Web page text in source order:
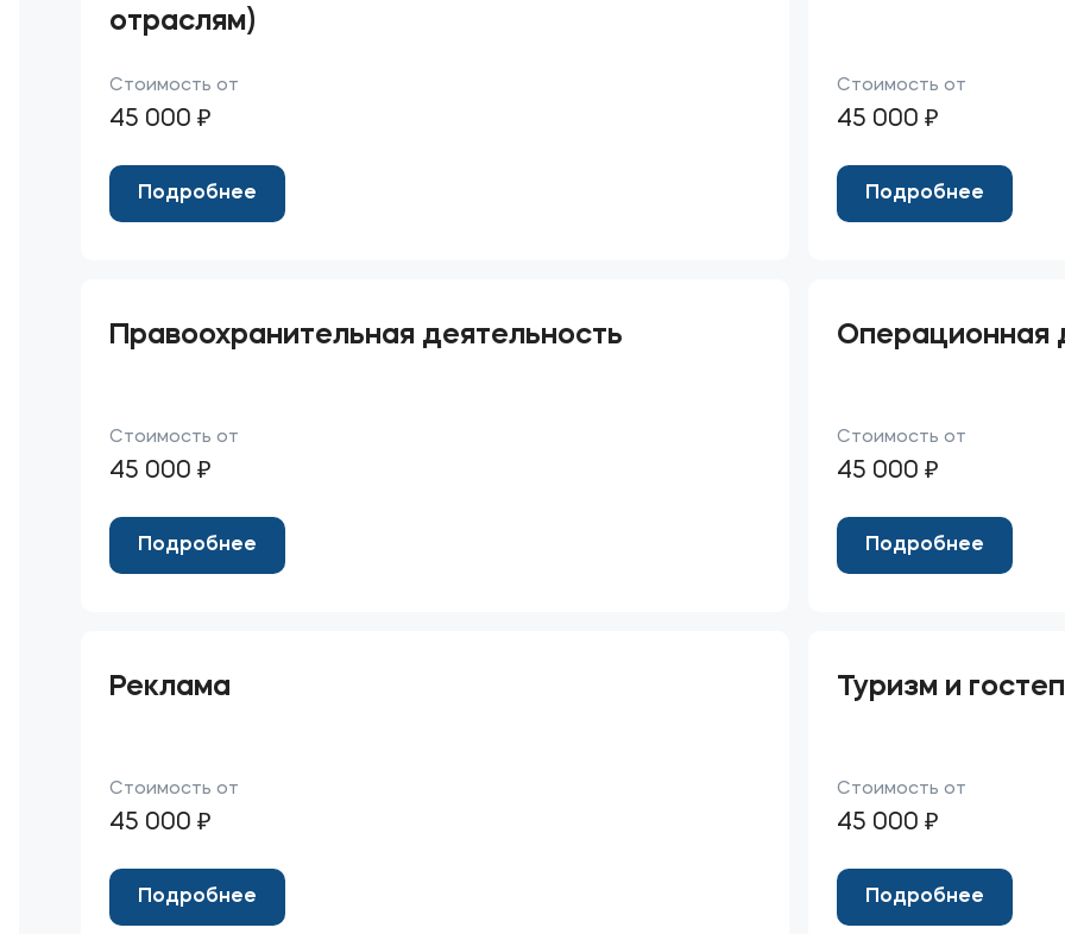
отраслям)
Стоимость от
45 000 ₽
Подробнее
Стоимость от
45 000 ₽
Подробнее
Правоохранительная деятельность
Стоимость от
45 000 ₽
Подробнее
Операционная
Стоимость от
45 000 ₽
Подробнее
Реклама
Стоимость от
45 000 ₽
Подробнее
Туризм и
Стоимость от
45 000 ₽
Подробнее